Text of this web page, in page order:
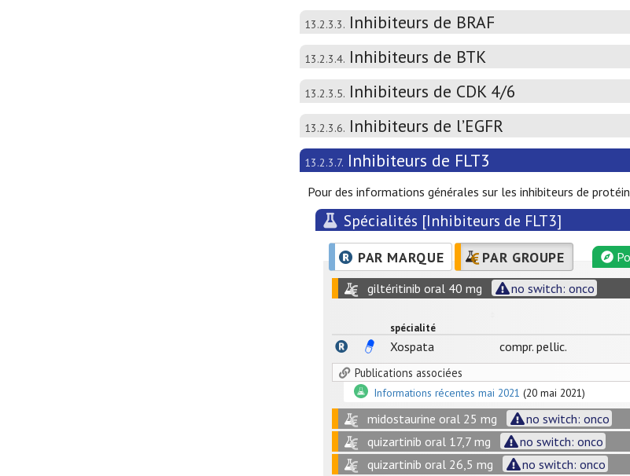
13.2.3.3. Inhibiteurs de BRAF
13.2.3.4. Inhibiteurs de BTK
13.2.3.5. Inhibiteurs de CDK 4/6
13.2.3.6. Inhibiteurs de l’EGFR
13.2.3.7. Inhibiteurs de FLT3
Pour des informations générales sur les inhibiteurs de
Spécialités [Inhibiteurs de FLT3]
PAR MARQUE PAR GROUPE
giltéritinib oral 40 mg no switch: onco
spécialité
Xospata compr. pellic.
Publications associées
Informations récentes mai 2021 (20 mai 2021)
midostaurine oral 25 mg
no switch: onco
quizartinib oral 17,7 mg
no switch: onco
quizartinib oral 26,5 mg
no switch: onco